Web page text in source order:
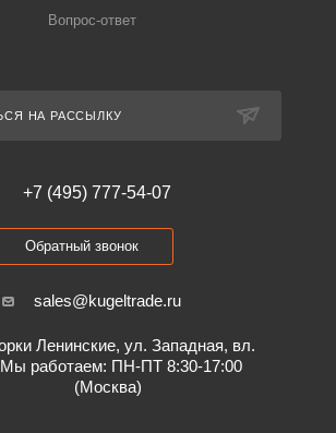
Вопрос-ответ
НА РАССЫЛКУ
+7 (495) 777-54-07
Обратный звонок
sales@kugeltrade.ru
Ленинские, ул. Западная, вл.
работаем: ПН-ПТ 8:30-17:00
(Москва)